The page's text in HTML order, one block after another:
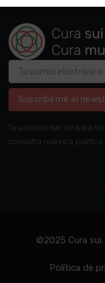
Suscribirme al
Te puedes dar de baja
consulta nuestra política
©2025 Cura
Política de